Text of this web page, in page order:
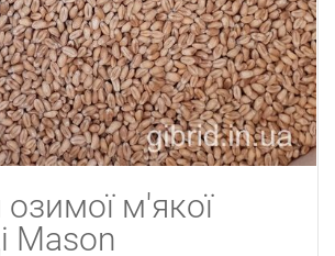
озимої м'якої
Mason